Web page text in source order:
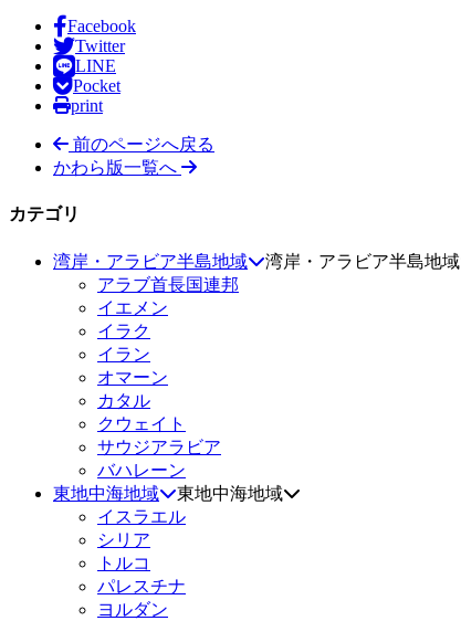
Facebook
Twitter
LINE
Pocket
print
前のページへ戻る
かわら版一覧へ
カテゴリ
湾岸・アラビア半島地域
湾岸・アラビア半島地域
アラブ首長国連邦
イエメン
イラク
イラン
オマーン
カタル
クウェイト
サウジアラビア
バハレーン
東地中海地域
東地中海地域
イスラエル
シリア
トルコ
パレスチナ
ヨルダン